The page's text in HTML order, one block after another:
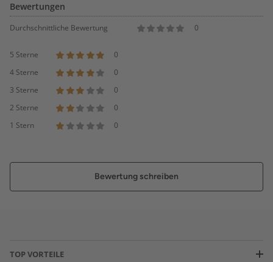
Bewertungen
Durchschnittliche Bewertung 0
5 Sterne
0
4 Sterne
0
3 Sterne
0
2 Sterne
0
1 Stern
0
Bewertung schreiben
TOP VORTEILE